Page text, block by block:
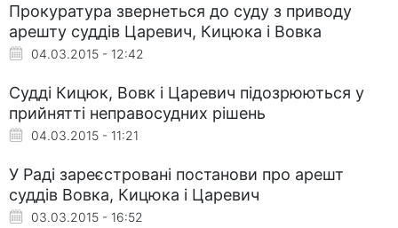
Прокуратура звернеться до суду з приводу
арешту суддів Царевич, Кицюка і Вовка
04.03.2015 - 12:42
Судді Кицюк, Вовк і Царевич підозрюються у
прийнятті неправосудних рішень
04.03.2015 - 11:21
У Раді зареєстровані постанови про арешт
суддів Вовка, Кицюка і Царевич
03.03.2015 - 16:52